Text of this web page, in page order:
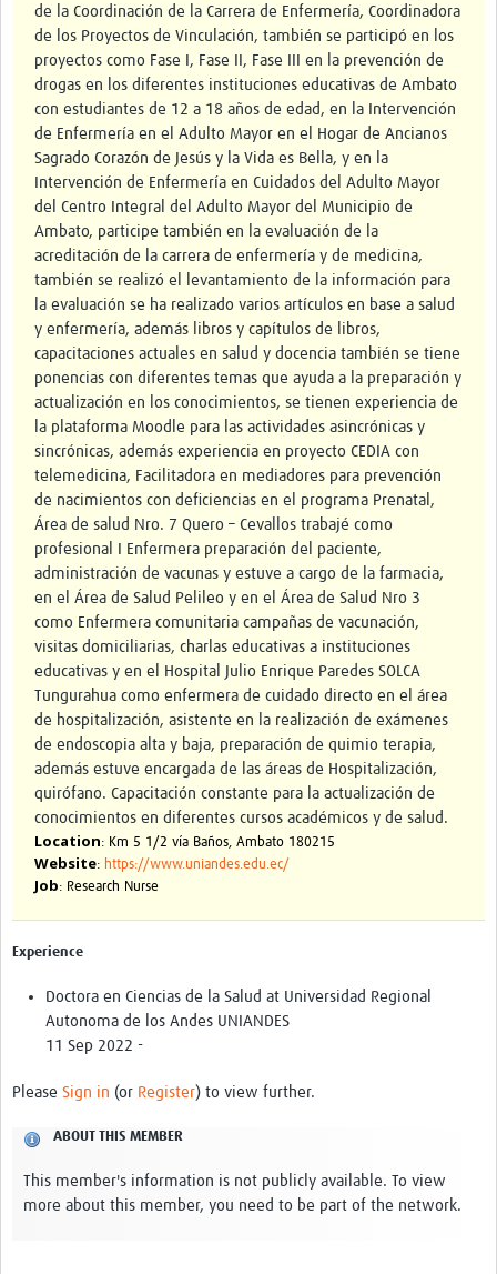
de la Coordinación de la Carrera de Enfermería, Coordinadora
de los Proyectos de Vinculación, también se participó en los
proyectos como Fase I, Fase II, Fase III en la prevención de
drogas en los diferentes instituciones educativas de Ambato
con estudiantes de 12 a 18 años de edad, en la Intervención
de Enfermería en el Adulto Mayor en el Hogar de Ancianos
Sagrado Corazón de Jesús y la Vida es Bella, y en la
Intervención de Enfermería en Cuidados del Adulto Mayor
del Centro Integral del Adulto Mayor del Municipio de
Ambato, participe también en la evaluación de la
acreditación de la carrera de enfermería y de medicina,
también se realizó el levantamiento de la información para
la evaluación se ha realizado varios artículos en base a salud
y enfermería, además libros y capítulos de libros,
capacitaciones actuales en salud y docencia también se tiene
ponencias con diferentes temas que ayuda a la preparación y
actualización en los conocimientos, se tienen experiencia de
la plataforma Moodle para las actividades asincrónicas y
sincrónicas, además experiencia en proyecto CEDIA con
telemedicina, Facilitadora en mediadores para prevención
de nacimientos con deficiencias en el programa Prenatal,
Área de salud Nro. 7 Quero – Cevallos trabajé como
profesional I Enfermera preparación del paciente,
administración de vacunas y estuve a cargo de la farmacia,
en el Área de Salud Pelileo y en el Área de Salud Nro 3
como Enfermera comunitaria campañas de vacunación,
visitas domiciliarias, charlas educativas a instituciones
educativas y en el Hospital Julio Enrique Paredes SOLCA
Tungurahua como enfermera de cuidado directo en el área
de hospitalización, asistente en la realización de exámenes
de endoscopia alta y baja, preparación de quimio terapia,
además estuve encargada de las áreas de Hospitalización,
quirófano. Capacitación constante para la actualización de
conocimientos en diferentes cursos académicos y de salud.
Location: Km 5 1/2 vía Baños, Ambato 180215
Website: https://www.uniandes.edu.ec/
Job: Research Nurse
Experience
Doctora en Ciencias de la Salud at Universidad Regional
Autonoma de los Andes UNIANDES
11 Sep 2022 -
Please Sign in (or Register) to view further.
ABOUT THIS MEMBER
This member's information is not publicly available. To view
more about this member, you need to be part of the network.